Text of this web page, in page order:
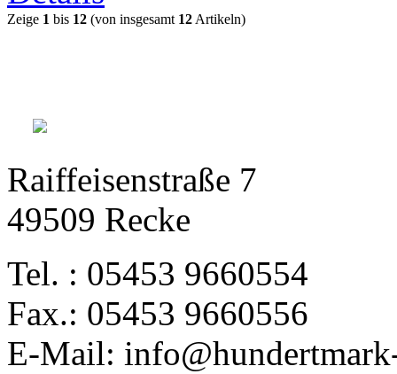
Zeige 1 bis 12 (von insgesamt 12 Artikeln)
Raiffeisenstraße 7
49509 Recke
Tel. : 05453 9660554
Fax.: 05453 9660556
E-Mail: